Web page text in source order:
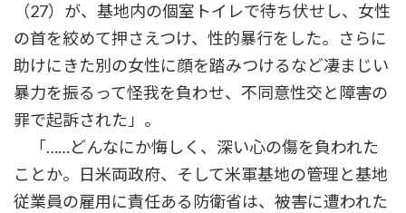
（27）が、基地内の個室トイレで待ち伏せし、女性
の首を絞めて押さえつけ、性的暴行をした。さらに
助けにきた別の女性に顔を踏みつけるなど凄まじい
暴力を振るって怪我を負わせ、不同意性交と障害の
罪で起訴された」。
「……どんなにか悔しく、深い心の傷を負われた
ことか。日米両政府、そして米軍基地の管理と基地
従業員の雇用に責任ある防衛省は、被害に遭われた